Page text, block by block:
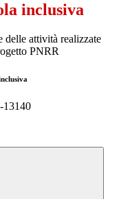
inclusiva
delle attività realizzate
PNRR
13140